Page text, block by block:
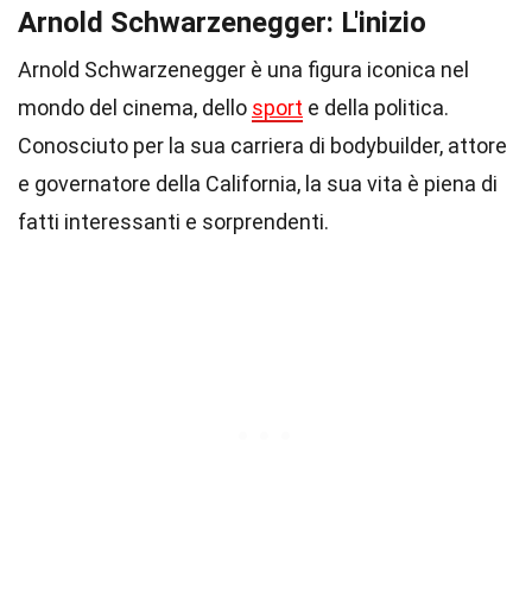
Arnold Schwarzenegger: L'inizio
Arnold Schwarzenegger è una figura iconica nel
mondo del cinema, dello sport e della politica.
Conosciuto per la sua carriera di bodybuilder, attore
e governatore della California, la sua vita è piena di
fatti interessanti e sorprendenti.